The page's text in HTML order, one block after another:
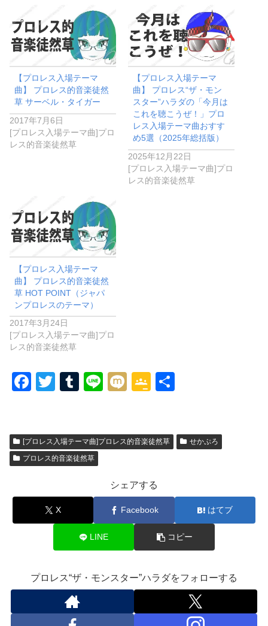
【プロレス入場テーマ
曲】 プロレス的音楽徒然
草 サーベル・タイガー
2017年7月6日
[プロレス入場テーマ曲]プロ
レス的音楽徒然草
【プロレス入場テーマ
曲】 プロレス“ザ・モン
スター”ハラダの「今月は
これを聴こうぜ！」プロ
レス入場テーマ曲おすす
め5選（2025年総括版）
2025年12月22日
[プロレス入場テーマ曲]プロ
レス的音楽徒然草
【プロレス入場テーマ
曲】 プロレス的音楽徒然
草 HOT POINT（ジャパ
ンプロレスのテーマ）
2017年3月24日
[プロレス入場テーマ曲]プロ
レス的音楽徒然草
F
e
b
o
T
er
T
bl
r
Li
M
G
gl
Cl
a
ss
ro
o
m
[プロレス入場テーマ曲]プロレス的音楽徒然草
せかぷろ
プロレス的音楽徒然草
シェアする
X Facebook はてブ
LINE コピー
プロレス“ザ・モンスター”ハラダをフォローする